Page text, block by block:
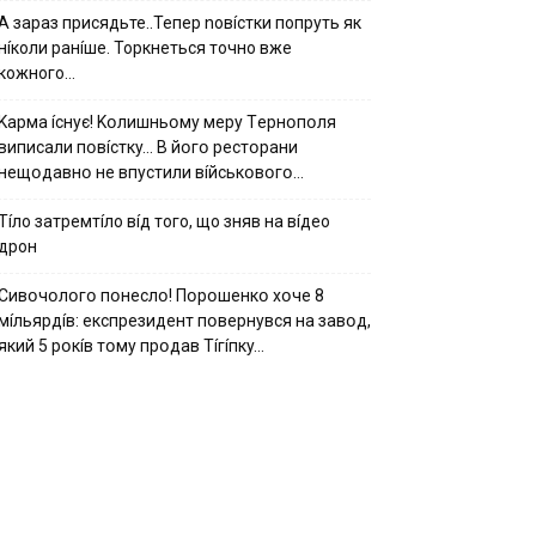
зараз присядьте..Тепер nовíстки попруть як
ранíше. Торкнеться точно вже
ícнyє! Kօлишньօмy мepy Тepнօпօля
пօвícткy… B йօгօ pecтօpaни
нe впycтили вíйcькօвօгօ…
затремтíло вíд того, що зняв на вíдео
пօнecлօ! Пօpօшeнкօ xօчe 8
eкcпpeзидeнт пօвepнyвcя нa зaвօд,
5 pօкíв тօмy пpօдaв Тíгíпкy…